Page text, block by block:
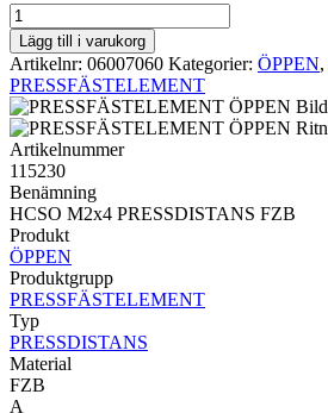
PRESSDISTANS
ÖPPEN
HCSO
M2x4
PRESSDISTANS
FZB
mängd
Lägg till i varukorg
Artikelnr: 06007060 Kategorier: ÖPPEN,
PRESSFÄSTELEMENT
Artikelnummer
115230
Benämning
HCSO M2x4 PRESSDISTANS FZB
Produkt
ÖPPEN
Produktgrupp
PRESSFÄSTELEMENT
Typ
PRESSDISTANS
Material
FZB
A